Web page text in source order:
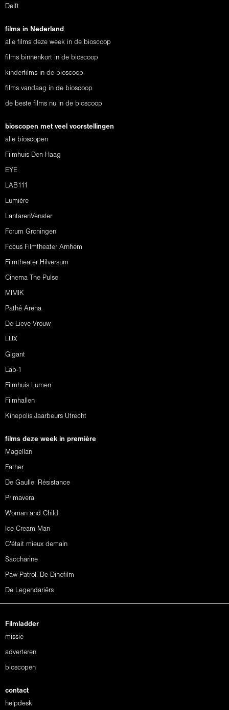
Delft
films in Nederland
alle films deze week in de bioscoop
films binnenkort in de bioscoop
kinderfilms in de bioscoop
films vandaag in de bioscoop
de beste films nu in de bioscoop
bioscopen met veel voorstellingen
alle bioscopen
Filmhuis Den Haag
EYE
LAB111
Lumière
LantarenVenster
Forum Groningen
Focus Filmtheater Arnhem
Filmtheater Hilversum
Cinema The Pulse
MIMIK
Pathé Arena
De Lieve Vrouw
LUX
Gigant
Lab-1
Filmhuis Lumen
Filmhallen
Kinepolis Jaarbeurs Utrecht
films deze week in première
Magellan
Father
De Gaulle: Résistance
Primavera
Woman and Child
Ice Cream Man
C'était mieux demain
Saccharine
Paw Patrol: De Dinofilm
De Legendariërs
Filmladder
missie
adverteren
bioscopen
contact
helpdesk